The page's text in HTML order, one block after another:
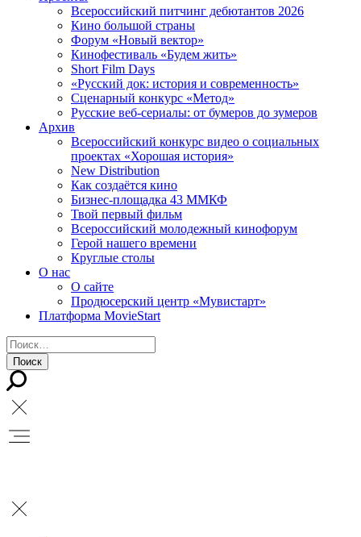
Всероссийский питчинг дебютантов 2026
Кино большой страны
Форум «Новый вектор»
Кинофестиваль «Будем жить»
Short Film Days
«Русский док: история и современность»
Сценарный конкурс «Метод»
Русские веб-сериалы: от бумеров до зумеров
Архив
Всероссийский конкурс видео о социальных
проектах «Хорошая история»
New Distribution
Как создаётся кино
Бизнес-площадка 43 ММКФ
Твой первый фильм
Всероссийский молодежный кинофорум
Герой нашего времени
Круглые столы
О нас
О сайте
Продюсерский центр «Мувистарт»
Платформа MovieStart